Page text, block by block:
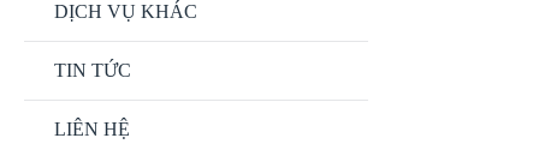
DỊCH VỤ KHÁC
TIN TỨC
LIÊN HỆ